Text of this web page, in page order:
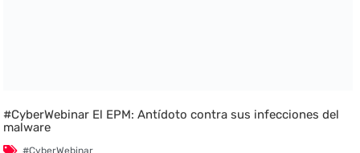
#CyberWebinar El EPM: Antídoto contra sus infecciones del
malware
#CyberWebinar